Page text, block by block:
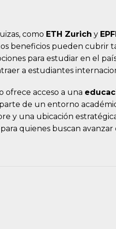
como ETH Zurich y
beneficios pueden cubrir
para estudiar en el
a estudiantes
ofrece acceso a una
de un entorno
y una ubicación
quienes buscan avanzar